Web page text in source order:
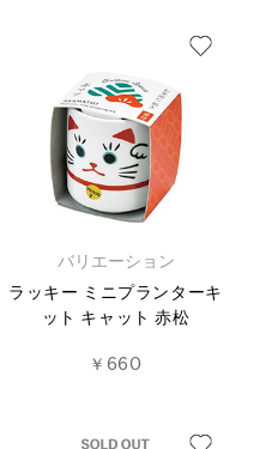
バリエーション
ラッキー ミニプランターキ
ット キャット 赤松
￥660